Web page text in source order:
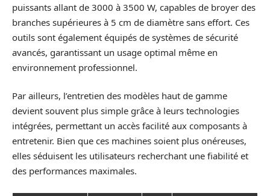
puissants allant de 3000 à 3500 W, capables de broyer des
branches supérieures à 5 cm de diamètre sans effort. Ces
outils sont également équipés de systèmes de sécurité
avancés, garantissant un usage optimal même en
environnement professionnel.
Par ailleurs, l’entretien des modèles haut de gamme
devient souvent plus simple grâce à leurs technologies
intégrées, permettant un accès facilité aux composants à
entretenir. Bien que ces machines soient plus onéreuses,
elles séduisent les utilisateurs recherchant une fiabilité et
des performances maximales.